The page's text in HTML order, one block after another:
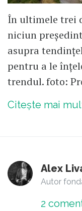
În ultimele trei
niciun
asupra
pentru a le
trendul. foto:
Citește mai
Alex
Autor
2